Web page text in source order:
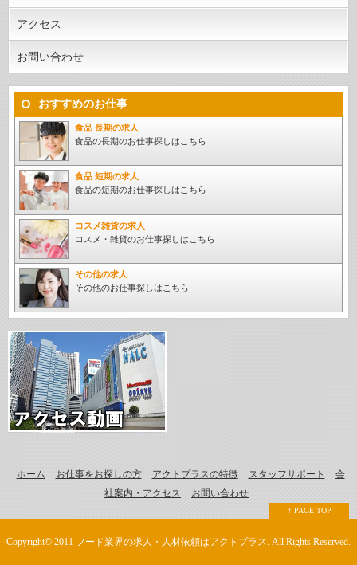
アクセス
お問い合わせ
おすすめのお仕事
食品 長期の求人
食品の長期のお仕事探しはこちら
食品 短期の求人
食品の短期のお仕事探しはこちら
コスメ雑貨の求人
コスメ・雑貨のお仕事探しはこちら
その他の求人
その他のお仕事探しはこちら
ホーム お仕事をお探しの方 アクトプラスの特徴 スタッフサポート
会
社案内・アクセス
お問い合わせ
↑ PAGE TOP
Copyright© 2011 フード業界の求人・人材依頼はアクトプラス. All Rights Reserved.